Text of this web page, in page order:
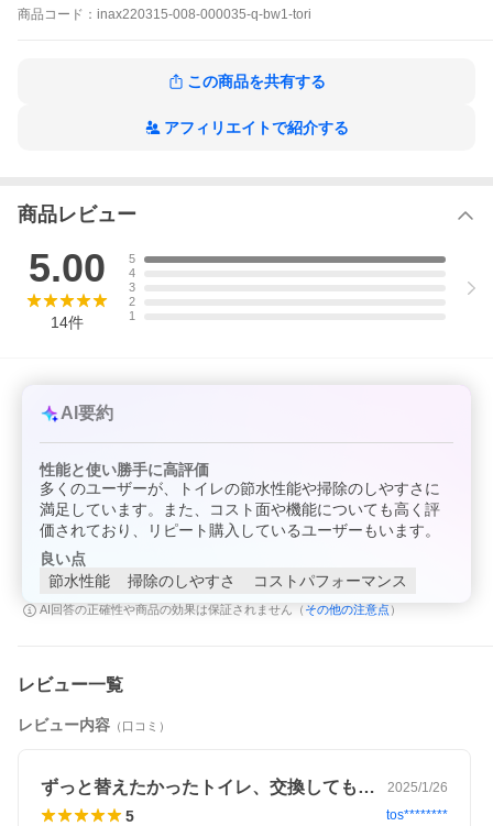
在庫状況： お取り寄せ品(詳しくはこちらをクリック)
※こちらの商品はメーカー直送品となります。※こちらの商品は代
引きでのお取り扱いはできません。ご入金確認後のお手配です。
※こちらの商品は、便器とタンクのセットです。(便座は別売)
・洗浄水量(大：5L・小：3.8L)
一般地 手洗付
アメージュ便器リトイレなら、同梱のワイドアジャスターで排水
芯を120、200〜580mmの範囲で調整可能。
多くの既設床排水便器から交換ができます。
※既存便器の排水芯が551〜580mmの場合は便器を前に出しての
施工となります。
※詳細はメーカーカタログ等をご確認ください。
■既設の給水取出位置によっては別途部材が必要な場合がありま
す。メーカーカタログ記載の給水位置対応範囲にてご確認くださ
い。
■変換アダプターCF-200ADは、同梱となります。
■排水芯200mmの排水鉛管との接続で75鉛管の場合はCF-4AW(別
売品)、100鉛管の場合はCF-4W(別売品)を別途手配ください。
商品 コード： inax220315-008-000035-q-bw1-tori
この商品を共有する
アフィリエイトで紹介する
商品レビュー
5.00
14件
5
4
3
2
1
AI要約
性能と使い勝手に高評価
多くのユーザーが、トイレの節水性能や掃除のしやすさに
満足しています。また、コスト面や機能についても高く評
価されており、リピート購入しているユーザーもいます。
良い点
節水性能
掃除のしやすさ コストパフォーマンス
AI回答の正確性や商品の効果は保証されません（ その他の注意点 ）
レビュー一覧
レビュー内容 （口コミ）
ずっと替えたかったトイレ、交換してもら… 2025/1/26
5 tos********